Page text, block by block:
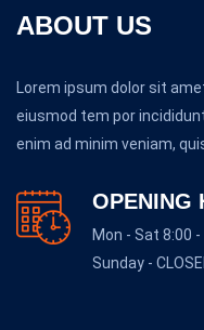
ABOUT US
Lorem ipsum dolor sit
eiusmod tem por
enim ad minim veniam,
OPENING
Mon - Sat 8:00 -
Sunday -